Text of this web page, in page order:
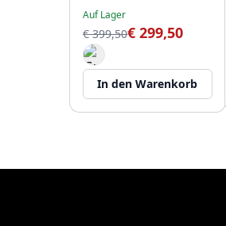
Auf Lager
€ 399,50€ 299,50
In den Warenkorb